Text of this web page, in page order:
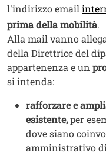
l'indirizzo email
prima della mobilità.
Alla mail vanno
della Direttrice del
appartenenza e un
si intenda:
rafforzare e
esistente,per
dove siano
amministrativo